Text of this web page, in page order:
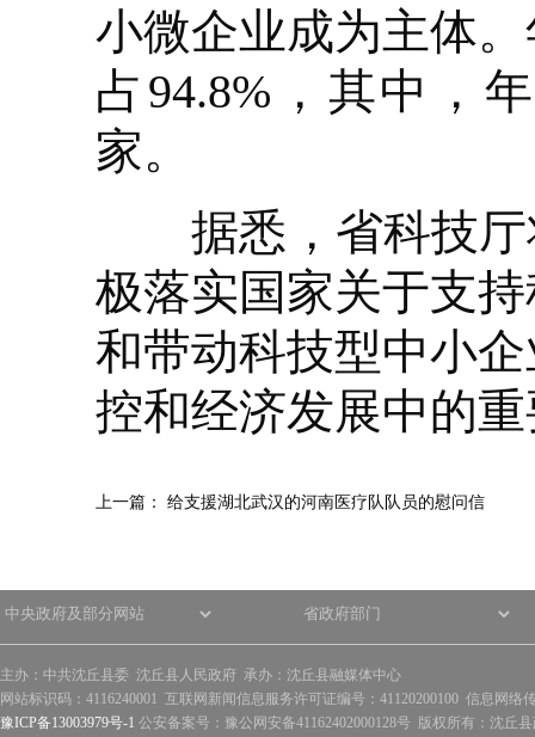
小微企业成为主体
占94.8%，其中，
家。
据悉，省科技厅
极落实国家关于支
和带动科技型中小
控和经济发展中的
上一篇： 给支援湖北武汉的河南医疗队队员的慰问信
主办：中共沈丘县委 沈丘县人民政府 承办：沈丘县融媒体中心
网站标识码：4116240001 互联网新闻信息服务许可证编号：41120200100 信息网络
豫ICP备13003979号-1 公安备案号：豫公网安备41162402000128号 版权所有：沈丘